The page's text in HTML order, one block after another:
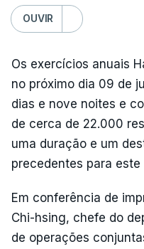
OUVIR
Os exercícios anuais
no próximo dia 09 de
dias e nove noites e
de cerca de 22.000
uma duração e um
precedentes para
Em conferência de
Chi-hsing, chefe do
de operações